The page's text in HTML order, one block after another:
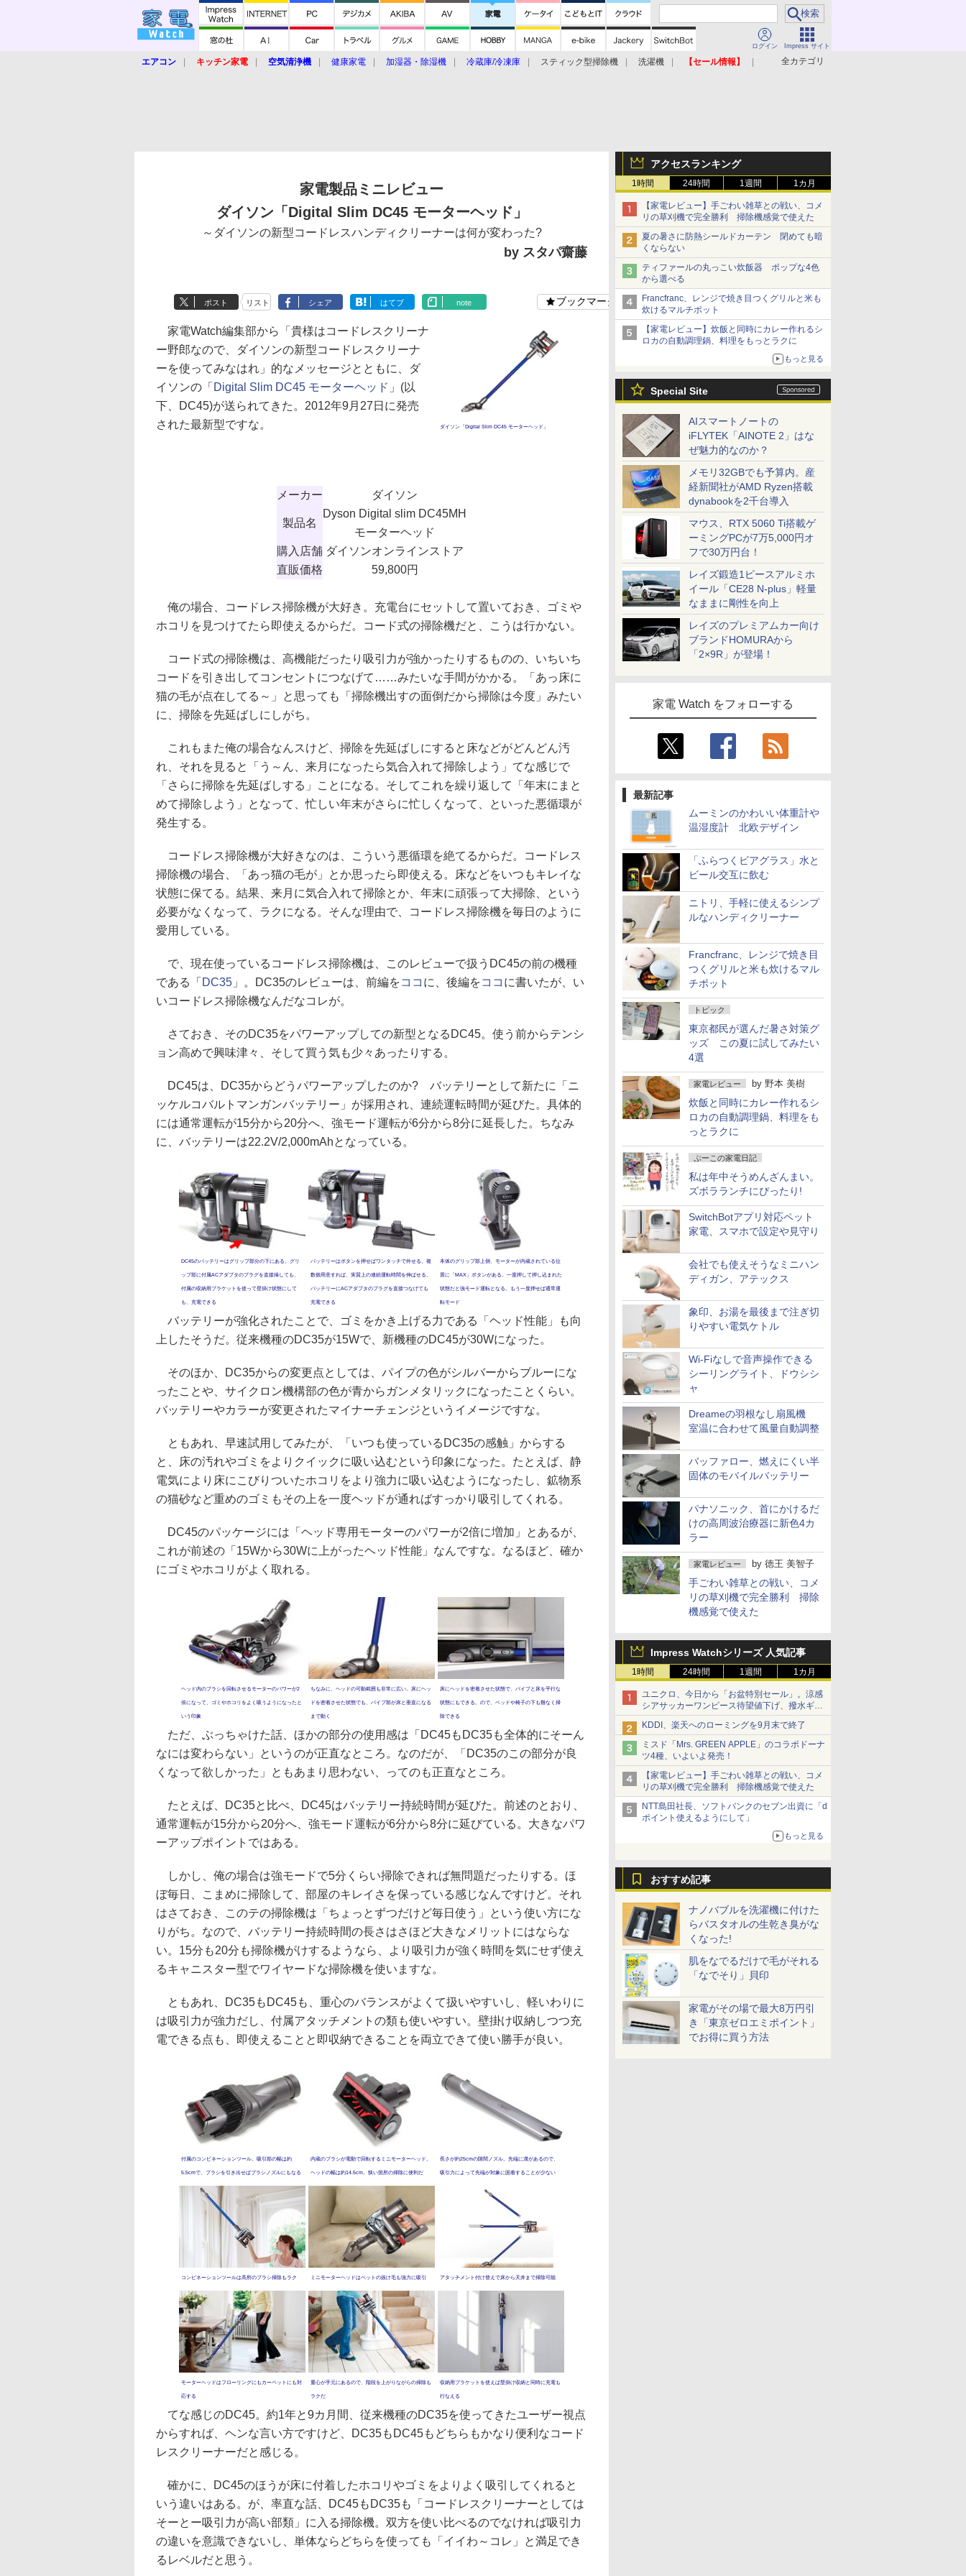
ログイン Impress サイト
全カテゴリ
エアコン キッチン家電 空気清浄機 健康家電 加湿器・除湿機 冷蔵庫/冷凍庫 スティック型掃除機 洗濯機
【セール情報】
アクセスランキング
1時間 24時間 1週間 1カ月
【家電レビュー】手ごわい雑草との戦い、コメ
リの草刈機で完全勝利 掃除機感覚で使えた
夏の暑さに防熱シールドカーテン 閉めても暗
くならない
ティファールの丸っこい炊飯器 ポップな4色
から選べる
Francfranc、レンジで焼き目つくグリルと米も
炊けるマルチポット
【家電レビュー】炊飯と同時にカレー作れるシ
ロカの自動調理鍋、料理をもっとラクに
もっと見る
Special Site
AIスマートノートの
iFLYTEK「AINOTE 2」はな
ぜ魅力的なのか？
メモリ32GBでも予算内。産
経新聞社がAMD Ryzen搭載
dynabookを2千台導入
マウス、RTX 5060 Ti搭載ゲ
ーミングPCが7万5,000円オ
フで30万円台！
レイズ鍛造1ピースアルミホ
イール「CE28 N-plus」軽量
なままに剛性を向上
レイズのプレミアムカー向け
ブランドHOMURAから
「2×9R」が登場！
家電 Watch をフォローする
最新記事
ムーミンのかわいい体重計や
温湿度計 北欧デザイン
「ふらつくビアグラス」水と
ビール交互に飲む
ニトリ、手軽に使えるシンプ
ルなハンディクリーナー
Francfranc、レンジで焼き目
つくグリルと米も炊けるマル
チポット
トピック
東京都民が選んだ暑さ対策グ
ッズ この夏に試してみたい
4選
家電レビュー by 野本 美樹
炊飯と同時にカレー作れるシ
ロカの自動調理鍋、料理をも
っとラクに
ぷーこの家電日記
私は年中そうめんざんまい。
ズボラランチにぴったり!
SwitchBotアプリ対応ペット
家電、スマホで設定や見守り
会社でも使えそうなミニハン
ディガン、アテックス
象印、お湯を最後まで注ぎ切
りやすい電気ケトル
Wi-Fiなしで音声操作できる
シーリングライト、ドウシシ
ャ
Dreameの羽根なし扇風機
室温に合わせて風量自動調整
バッファロー、燃えにくい半
固体のモバイルバッテリー
パナソニック、首にかけるだ
けの高周波治療器に新色4カ
ラー
家電レビュー by 徳王 美智子
手ごわい雑草との戦い、コメ
リの草刈機で完全勝利 掃除
機感覚で使えた
Impress Watchシリーズ 人気記事
1時間 24時間 1週間 1カ月
ユニクロ、今日から「お盆特別セール」。涼感
シアサッカーワンピース待望値下げ、撥水ギア
ショーツは1990円に
KDDI、楽天へのローミングを9月末で終了
ミスド「Mrs. GREEN APPLE」のコラボドーナ
ツ4種、いよいよ発売！
【家電レビュー】手ごわい雑草との戦い、コメ
リの草刈機で完全勝利 掃除機感覚で使えた
NTT島田社長、ソフトバンクのセブン出資に「d
ポイント使えるようにして」
もっと見る
おすすめ記事
ナノバブルを洗濯機に付けた
らバスタオルの生乾き臭がな
くなった!
肌をなでるだけで毛がそれる
「なでそり」貝印
家電がその場で最大8万円引
き「東京ゼロエミポイント」
でお得に買う方法
家電製品ミニレビュー
ダイソン「Digital Slim DC45 モーターヘッド」
～ダイソンの新型コードレスハンディクリーナーは何が変わった?
by スタパ齋藤
ポスト リスト シェア はてブ note ブックマーク
ダイソン「Digital Slim DC45 モーターヘッド」
家電Watch編集部から「貴様はコードレスクリーナ
ー野郎なので、ダイソンの新型コードレスクリーナ
ーを使ってみなはれ」的なメッセージとともに、ダ
イソンの「 Digital Slim DC45 モーターヘッド 」(以
下、DC45)が送られてきた。2012年9月27日に発売
された最新型ですな。
メーカー ダイソン
製品名
Dyson Digital slim DC45MH
モーターヘッド
購入店舗 ダイソンオンラインストア
直販価格
59,800円
俺の場合、コードレス掃除機が大好き。充電台にセットして置いておき、ゴミや
ホコリを見つけてたら即使えるからだ。コード式の掃除機だと、こうは行かない。
コード式の掃除機は、高機能だったり吸引力が強かったりするものの、いちいち
コードを引き出してコンセントにつなげて……みたいな手間がかかる。「あっ床に
猫の毛が点在してる～」と思っても「掃除機出すの面倒だから掃除は今度」みたい
に、掃除を先延ばしにしがち。
これもまた俺の場合なんスけど、掃除を先延ばしにすると床などがどんどん汚
れ、それを見ると「う～ん、来月になったら気合入れて掃除しよう」てな感じで
「さらに掃除を先延ばしする」ことになる。そしてこれを繰り返して「年末にまと
めて掃除しよう」となって、忙しい年末がさらに忙しくなって、といった悪循環が
発生する。
コードレス掃除機が大好きなのは、こういう悪循環を絶てるからだ。コードレス
掃除機の場合、「あっ猫の毛が」とか思ったら即使える。床などをいつもキレイな
状態に保てる。結果、来月に気合入れて掃除とか、年末に頑張って大掃除、という
必要がなくなって、ラクになる。そんな理由で、コードレス掃除機を毎日のように
愛用している。
で、現在使っているコードレス掃除機は、このレビューで扱うDC45の前の機種
である「 DC35 」。DC35のレビューは、前編をココ に、後編をココ に書いたが、い
いコードレス掃除機なんだなコレが。
さておき、そのDC35をパワーアップしての新型となるDC45。使う前からテンシ
ョン高めで興味津々、そして買う気も少々あったりする。
DC45は、DC35からどうパワーアップしたのか? バッテリーとして新たに「ニ
ッケルコバルトマンガンバッテリー」が採用され、連続運転時間が延びた。具体的
には通常運転が15分から20分へ、強モード運転が6分から8分に延長した。ちなみ
に、バッテリーは22.2V/2,000mAhとなっている。
DC45のバッテリーはグリップ部分の下にある。グリ
ップ部に付属ACアダプタのプラグを直接挿しても、
付属の収納用ブラケットを使って壁掛け状態にして
も、充電できる
バッテリーはボタンを押せばワンタッチで外せる。複
数個用意すれば、実質上の連続運転時間を伸ばせる。
バッテリーにACアダプタのプラグを直接つなげても
充電できる
本体のグリップ部上側、モーターが内蔵されている位
置に「MAX」ボタンがある。一度押して押し込まれた
状態だと強モード運転となる。もう一度押せば通常運
転モード
バッテリーが強化されたことで、ゴミをかき上げる力である「ヘッド性能」も向
上したそうだ。従来機種のDC35が15Wで、新機種のDC45が30Wになった。
そのほか、DC35からの変更点としては、パイプの色がシルバーからブルーにな
ったことや、サイクロン機構部の色が青からガンメタリックになったことくらい。
バッテリーやカラーが変更されたマイナーチェンジというイメージですな。
ともあれ、早速試用してみたが、「いつも使っているDC35の感触」からする
と、床の汚れやゴミをよりクイックに吸い込むという印象になった。たとえば、静
電気により床にこびりついたホコリをより強力に吸い込むようになったし、鉱物系
の猫砂など重めのゴミもその上を一度ヘッドが通ればすっかり吸引してくれる。
DC45のパッケージには「ヘッド専用モーターのパワーが2倍に増加」とあるが、
これが前述の「15Wから30Wに上がったヘッド性能」なんですな。なるほど、確か
にゴミやホコリがよく取れる。
ヘッド内のブラシを回転させるモーターのパワーが2
倍になって、ゴミやホコリをよく吸うようになったと
いう印象
ちなみに、ヘッドの可動範囲も非常に広い。床にヘッ
ドを密着させた状態でも、パイプ部が床と垂直になる
まで動く
床にヘッドを密着させた状態で、パイプと床を平行な
状態にもできる。ので、ベッドや椅子の下も難なく掃
除できる
ただ、ぶっちゃけた話、ほかの部分の使用感は「DC45もDC35も全体的にそーん
なには変わらない」というのが正直なところ。なのだが、「DC35のこの部分が良
くなって欲しかった」ともあまり思わない、ってのも正直なところ。
たとえば、DC35と比べ、DC45はバッテリー持続時間が延びた。前述のとおり、
通常運転が15分から20分へ、強モード運転が6分から8分に延びている。大きなパワ
ーアップポイントではある。
しかし、俺の場合は強モードで5分くらい掃除できれば無問題だったりする。ほ
ぼ毎日、こまめに掃除して、部屋のキレイさを保っている感じなんですけど。それ
はさておき、このテの掃除機は「ちょっとずつだけど毎日使う」という使い方にな
りがち。なので、バッテリー持続時間の長さはさほど大きなメリットにはならな
い。15分も20分も掃除機がけするようなら、より吸引力が強く時間を気にせず使え
るキャニスター型でワイヤードな掃除機を使いますな。
ともあれ、DC35もDC45も、重心のバランスがよくて扱いやすいし、軽いわりに
は吸引力が強力だし、付属アタッチメントの類も使いやすい。壁掛け収納しつつ充
電できる点も、即使えることと即収納できることを両立できて使い勝手が良い。
付属のコンビネーションツール。吸引部の幅は約
5.5cmで、ブラシを引き出せばブラシノズルにもなる
内蔵のブラシが電動で回転するミニモーターヘッド。
ヘッドの幅は約14.5cm。狭い箇所の掃除に便利だ
長さが約25cmの隙間ノズル。先端に溝があるので、
吸引力によって先端が対象に固着することが少ない
コンビネーションツールは高所のブラシ掃除もラク ミニモーターヘッドはペットの抜け毛も強力に吸引 アタッチメント付け替えで床から天井まで掃除可能
モーターヘッドはフローリングにもカーペットにも対
応する
重心が手元にあるので、階段を上がりながらの掃除も
ラクだ
収納用ブラケットを使えば壁掛け収納と同時に充電も
行なえる
てな感じのDC45。約1年と9カ月間、従来機種のDC35を使ってきたユーザー視点
からすれば、ヘンな言い方ですけど、DC35もDC45もどちらもかなり便利なコード
レスクリーナーだと感じる。
確かに、DC45のほうが床に付着したホコリやゴミをよりよく吸引してくれると
いう違いはある。が、率直な話、DC45もDC35も「コードレスクリーナーとしては
そーとー吸引力が高い部類」に入る掃除機。双方を使い比べるのでなければ吸引力
の違いを意識できないし、単体ならどちらを使っても「イイわ～コレ」と満足でき
るレベルだと思う。